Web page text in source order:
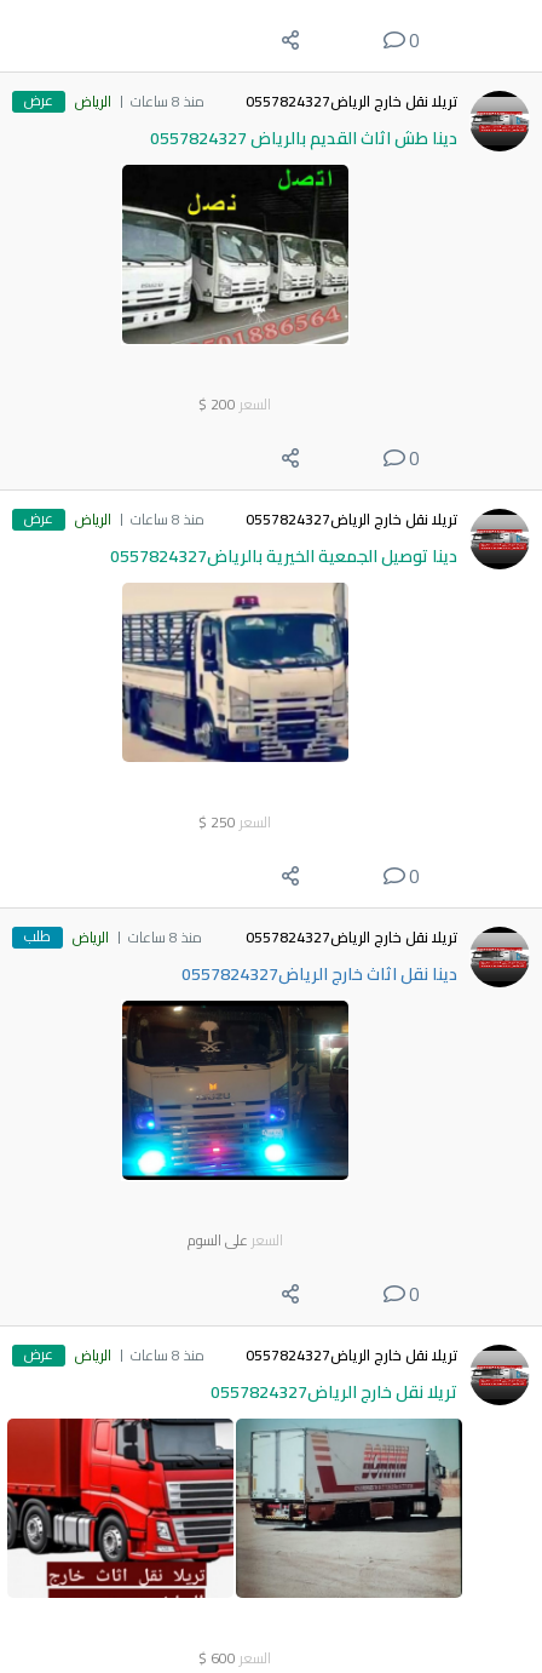
0
تريلا نقل خارج الرياض0557824327 منذ 8 ساعات الرياض عرض
دينا طش اثاث القديم بالرياض 0557824327
السعر 200
$
0
تريلا نقل خارج الرياض0557824327 منذ 8 ساعات الرياض عرض
دينا توصيل الجمعية الخيرية بالرياض0557824327
السعر 250
$
0
تريلا نقل خارج الرياض0557824327 منذ 8 ساعات الرياض طلب
دينا نقل اثاث خارج الرياض0557824327
السعر على السوم
0
تريلا نقل خارج الرياض0557824327 منذ 8 ساعات الرياض عرض
تريلا نقل خارج الرياض0557824327
السعر 600
$